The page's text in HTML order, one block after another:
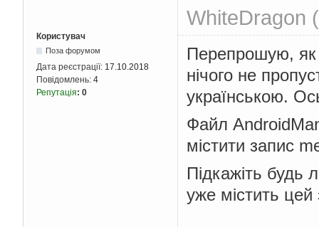
WhiteDragon
Користувач
Поза форумом
Дата реєстрації: 17.10.2018
Повідомлень: 4
Репутація: 0
Перепрошую, як
нічого не
українською.
Файл
містити запис
Підкажіть будь
уже містить